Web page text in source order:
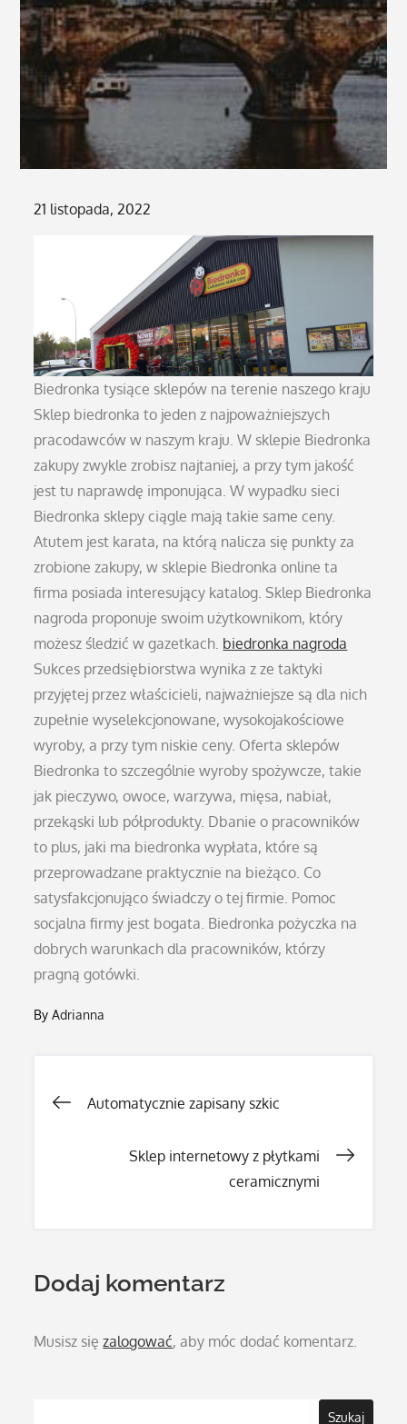
Posted
21 listopada, 2022
Biedronka tysiące sklepów na terenie naszego kraju
Sklep biedronka to jeden z najpoważniejszych
pracodawców w naszym kraju. W sklepie Biedronka
zakupy zwykle zrobisz najtaniej, a przy tym jakość
jest tu naprawdę imponująca. W wypadku sieci
Biedronka sklepy ciągle mają takie same ceny.
Atutem jest karata, na którą nalicza się punkty za
zrobione zakupy, w sklepie Biedronka online ta
firma posiada interesujący katalog. Sklep Biedronka
nagroda proponuje swoim użytkownikom, który
możesz śledzić w gazetkach. biedronka nagroda
Sukces przedsiębiorstwa wynika z ze taktyki
przyjętej przez właścicieli, najważniejsze są dla nich
zupełnie wyselekcjonowane, wysokojakościowe
wyroby, a przy tym niskie ceny. Oferta sklepów
Biedronka to szczególnie wyroby spożywcze, takie
jak pieczywo, owoce, warzywa, mięsa, nabiał,
przekąski lub półprodukty. Dbanie o pracowników
to plus, jaki ma biedronka wypłata, które są
przeprowadzane praktycznie na bieżąco. Co
satysfakcjonująco świadczy o tej firmie. Pomoc
socjalna firmy jest bogata. Biedronka pożyczka na
dobrych warunkach dla pracowników, którzy
pragną gotówki.
ByAdrianna
Nawigacja
wpisu
Automatycznie zapisany szkic
Sklep internetowy z płytkami
ceramicznymi
Dodaj komentarz
Musisz sięzalogować, aby móc dodać komentarz.
Szukaj